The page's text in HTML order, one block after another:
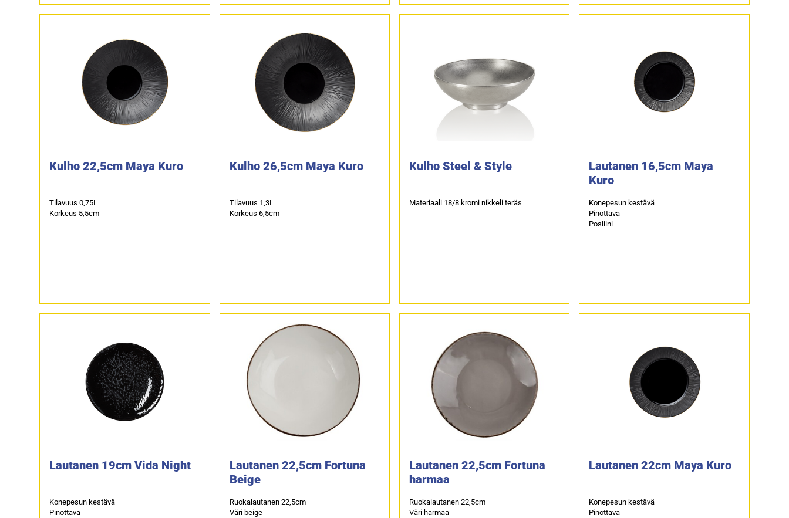
Kulho 22,5cm Maya Kuro
Tilavuus 0,75L
Korkeus 5,5cm
Kulho 26,5cm Maya Kuro
Tilavuus 1,3L
Korkeus 6,5cm
Kulho Steel & Style
Materiaali 18/8 kromi nikkeli teräs
Lautanen 16,5cm Maya
Kuro
Konepesun kestävä
Pinottava
Posliini
Lautanen 19cm Vida Night
Konepesun kestävä
Pinottava
Lautanen 22,5cm Fortuna
Beige
Ruokalautanen 22,5cm
Väri beige
Lautanen 22,5cm Fortuna
harmaa
Ruokalautanen 22,5cm
Väri harmaa
Lautanen 22cm Maya Kuro
Konepesun kestävä
Pinottava